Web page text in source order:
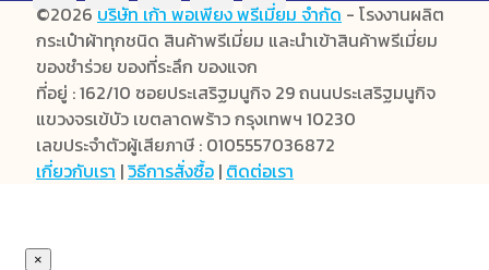
©2026 บริษัท เก้า พอเพียง พรีเมี่ยม จำกัด - โรงงานผลิต
กระเป๋าผ้าทุกชนิด สินค้าพรีเมี่ยม และนำเข้าสินค้าพรีเมี่ยม
ของชำร่วย ของที่ระลึก ของแจก
ที่อยู่ : 162/10 ซอยประเสริฐมนูกิจ 29 ถนนประเสริฐมนูกิจ
แขวงจรเข้บัว เขตลาดพร้าว กรุงเทพฯ 10230
เลขประจำตัวผู้เสียภาษี : 0105557036872
เกี่ยวกับเรา |วิธีการสั่งซื้อ | ติดต่อเรา
×